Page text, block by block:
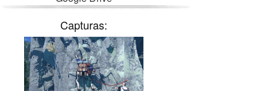
Capturas: